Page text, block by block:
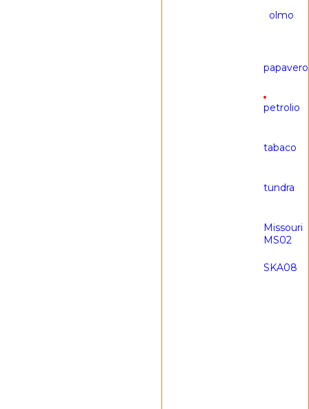
olmo
papavero
petrolio
tabaco
tundra
Missouri
MS02
SKA08